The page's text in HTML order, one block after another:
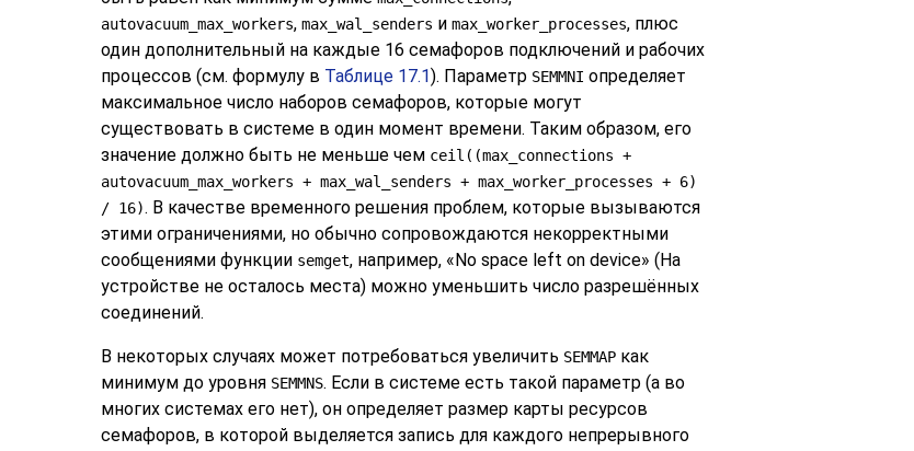
autovacuum_max_workers, max_wal_senders и max_worker_processes, плюс
один дополнительный на каждые 16 семафоров подключений и рабочих
процессов (см. формулу в Таблице 17.1). Параметр SEMMNI определяет
максимальное число наборов семафоров, которые могут
существовать в системе в один момент времени. Таким образом, его
значение должно быть не меньше чем ceil((max_connections +
autovacuum_max_workers + max_wal_senders + max_worker_processes + 6)
/ 16). В качестве временного решения проблем, которые вызываются
этими ограничениями, но обычно сопровождаются некорректными
сообщениями функции semget, например, «No space left on device» (На
устройстве не осталось места) можно уменьшить число разрешённых
соединений.
В некоторых случаях может потребоваться увеличить SEMMAP как
минимум до уровня SEMMNS. Если в системе есть такой параметр (а во
многих системах его нет), он определяет размер карты ресурсов
семафоров, в которой выделяется запись для каждого непрерывного